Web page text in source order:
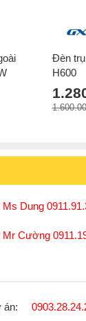
nên phù
đẹp của tòa
Đèn
H600
Dung
Mr Cường
án: